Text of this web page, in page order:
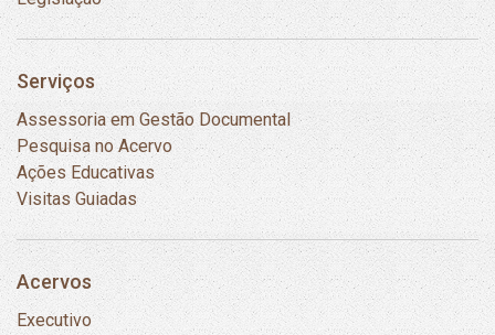
Serviços
Assessoria em Gestão Documental
Pesquisa no Acervo
Ações Educativas
Visitas Guiadas
Acervos
Executivo